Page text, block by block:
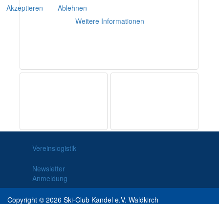
Vereinslogistik
Newsletter
Anmeldung
Copyright © 2026 Ski-Club Kandel e.V. Waldkirch
Akzeptieren
Ablehnen
Weitere Informationen